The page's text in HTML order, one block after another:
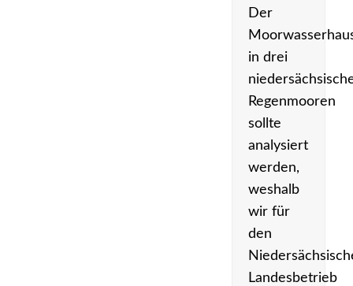
Der
in drei
Regenmooren
sollte
analysiert
werden,
weshalb
wir für
den
Landesbetrieb